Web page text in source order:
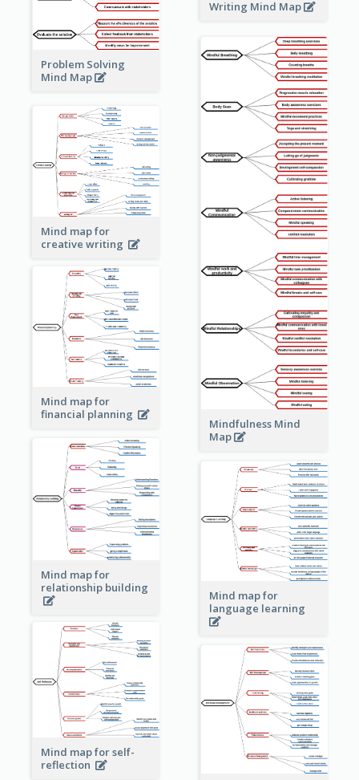
Writing Mind Map
Problem Solving
Mind Map
Mindfulness Mind
Map
Mind map for
creative writing
Mind map for
financial planning
Mind map for
relationship building
Mind map for
language learning
Mind map for self-
reflection